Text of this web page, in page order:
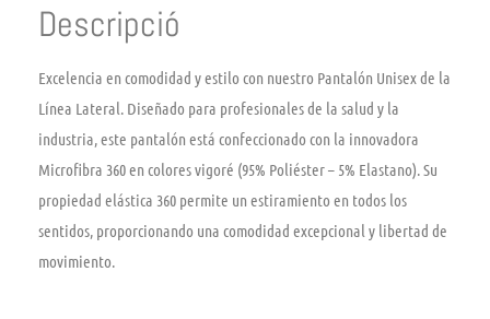
Descripció
Excelencia en comodidad y estilo con nuestro Pantalón Unisex de la
Línea Lateral. Diseñado para profesionales de la salud y la
industria, este pantalón está confeccionado con la innovadora
Microfibra 360 en colores vigoré (95% Poliéster – 5% Elastano). Su
propiedad elástica 360 permite un estiramiento en todos los
sentidos, proporcionando una comodidad excepcional y libertad de
movimiento.